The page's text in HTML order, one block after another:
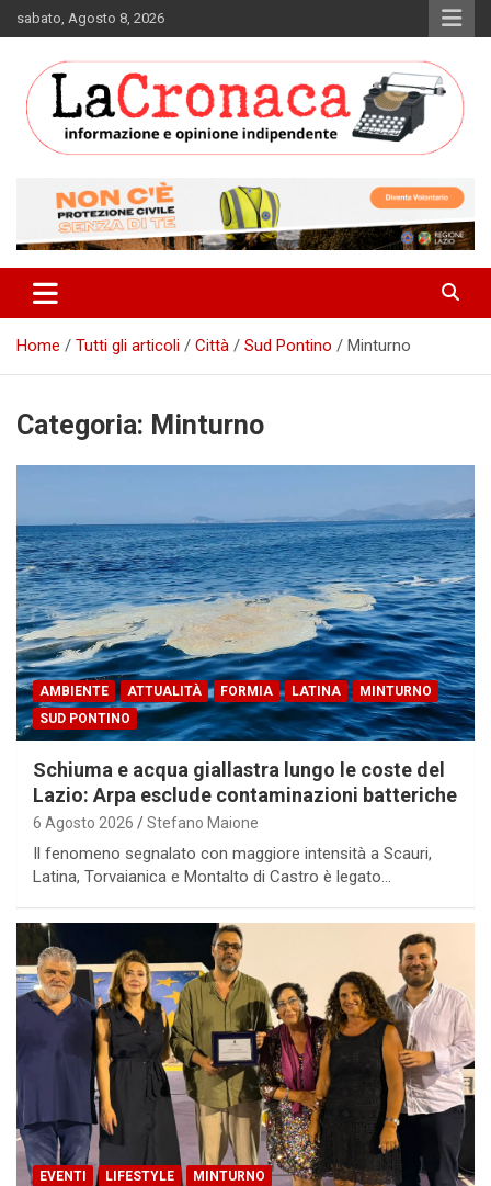
to
sabato, Agosto 8, 2026
La Cronaca Quotidiano
Home Tutti gli articoli Città Sud Pontino Minturno
Categoria: Minturno
AMBIENTE ATTUALITÀ FORMIA LATINA
MINTURNO
SUD PONTINO
Schiuma e acqua giallastra lungo le coste del
Lazio: Arpa esclude contaminazioni batteriche
6 Agosto 2026 Stefano Maione
Il fenomeno segnalato con maggiore intensità a Scauri,
Latina, Torvaianica e Montalto di Castro è legato…
EVENTI LIFESTYLE MINTURNO